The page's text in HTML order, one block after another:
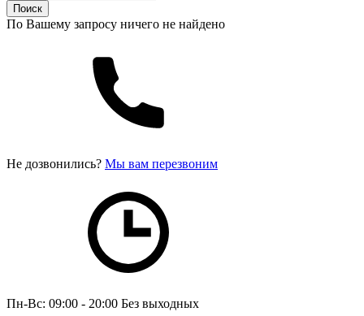
Поиск
По Вашему запросу ничего не найдено
Не дозвонились? Мы вам перезвоним
Пн-Вс: 09:00 - 20:00 Без выходных